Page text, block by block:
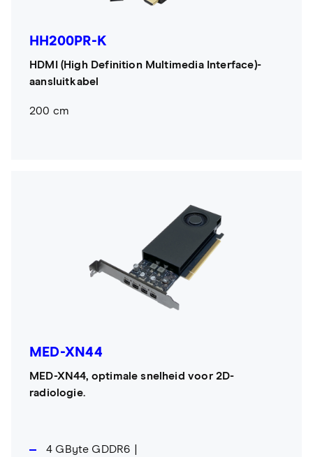
HH200PR-K
HDMI (High Definition Multimedia Interface)-
aansluitkabel
200 cm
MED-XN44
MED-XN44, optimale snelheid voor 2D-
radiologie.
4 GByte GDDR6